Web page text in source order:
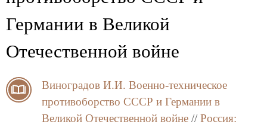
Германии в Великой
Отечественной войне
Виноградов И.И. Военно-техническое
противоборство СССР и Германии в
Великой Отечественной войне // Россия: